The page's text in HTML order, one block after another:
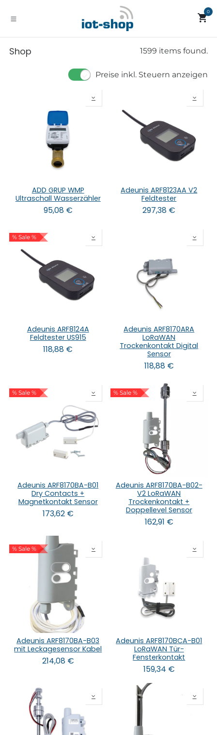
0
Shop 1599 items found.
Preise inkl. Steuern anzeigen
ADD GRUP WMP
Ultraschall Wasserzähler
95,08€
Adeunis ARF8123AA V2
Feldtester
297,38 €
% Sale %
Adeunis ARF8124A
Feldtester US915
118,88 €
Adeunis ARF8170ARA
LoRaWAN
Trockenkontakt Digital
Sensor
118,88€
% Sale %
Adeunis ARF8170BA-B01
Dry Contacts +
Magnetkontakt Sensor
173,62€
% Sale %
Adeunis ARF8170BA-B02-
V2 LoRaWAN
Trockenkontakt +
Doppellevel Sensor
162,91 €
% Sale %
Adeunis ARF8170BA-B03
mit Leckagesensor Kabel
214,08€
Adeunis ARF8170BCA-B01
LoRaWAN Tür-
Fensterkontakt
159,34 €